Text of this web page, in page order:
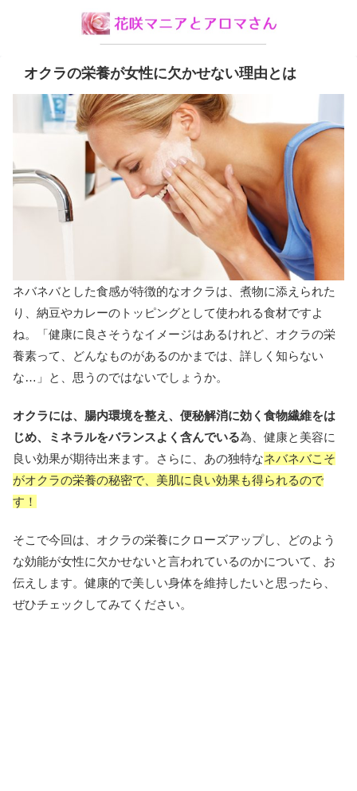
オクラの栄養が女性に欠かせない理由とは
ネバネバとした食感が特徴的なオクラは、煮物に添えられた
り、納豆やカレーのトッピングとして使われる食材ですよ
ね。「健康に良さそうなイメージはあるけれど、オクラの栄
養素って、どんなものがあるのかまでは、詳しく知らない
な…」と、思うのではないでしょうか。
オクラには、腸内環境を整え、便秘解消に効く食物繊維をは
じめ、ミネラルをバランスよく含んでいる為、健康と美容に
良い効果が期待出来ます。さらに、あの独特なネバネバこそ
がオクラの栄養の秘密で、美肌に良い効果も得られるので
す！
そこで今回は、オクラの栄養にクローズアップし、どのよう
な効能が女性に欠かせないと言われているのかについて、お
伝えします。健康的で美しい身体を維持したいと思ったら、
ぜひチェックしてみてください。